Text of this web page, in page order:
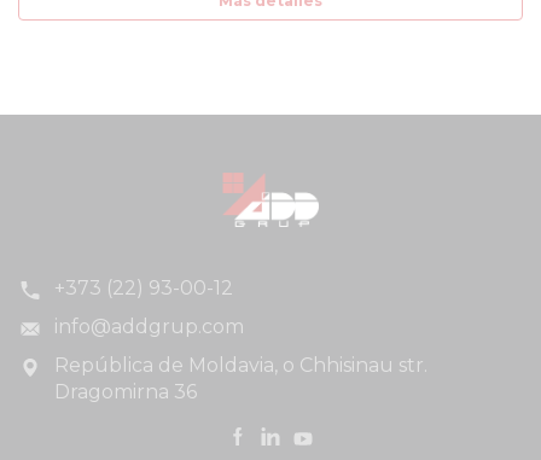
+373 (22) 93-00-12
info@addgrup.com
República de Moldavia, o Chhisinau str.
Dragomirna 36